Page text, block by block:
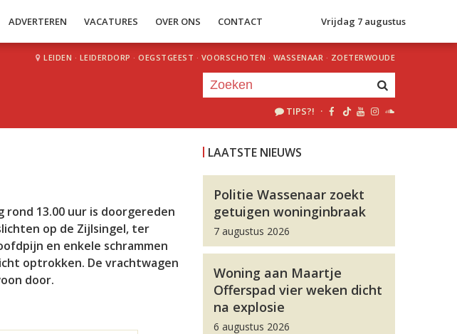
ADVERTEREN VACATURES OVER ONS CONTACT Vrijdag 7 augustus
LEIDEN · LEIDERDORP · OEGSTGEEST · VOORSCHOTEN · WASSENAAR · ZOETERWOUDE
TIPS?! ·
13.00 uur is doorgereden
op de Zijlsingel, ter
en enkele schrammen
optrokken. De vrachtwagen
door.
LAATSTE NIEUWS
Politie Wassenaar zoekt
getuigen woninginbraak
7 augustus 2026
Woning aan Maartje
Offerspad vier weken dicht
na explosie
6 augustus 2026